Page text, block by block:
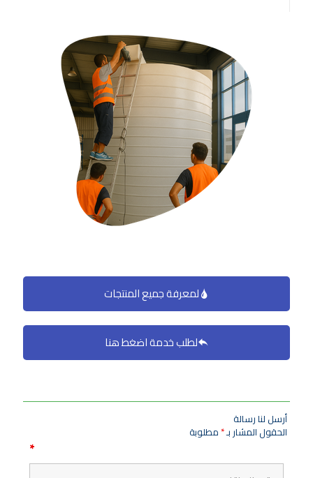
لمعرفة جميع المنتجات
لطلب خدمة اضغط هنا
أرسل لنا رسالة
الحقول المشار بـ*مطلوبة
*